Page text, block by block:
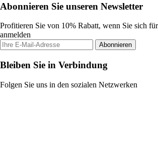
Abonnieren Sie unseren Newsletter
Profitieren Sie von 10% Rabatt, wenn Sie sich
anmelden
Abonnieren
Bleiben Sie in Verbindung
Folgen Sie uns in den sozialen Netzwerken